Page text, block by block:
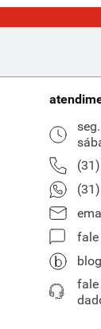
fale
blog
fale